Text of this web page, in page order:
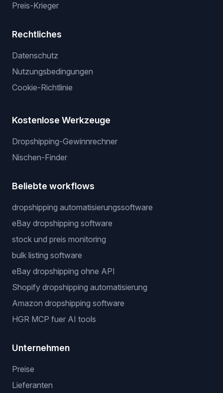
Preis-Krieger
Rechtliches
Datenschutz
Nutzungsbedingungen
Cookie-Richtlinie
Kostenlose Werkzeuge
Dropshipping-Gewinnrechner
Nischen-Finder
Beliebte workflows
dropshipping automatisierungssoftware
eBay dropshipping software
stock und preis monitoring
bulk listing software
eBay dropshipping ohne API
Shopify dropshipping automatisierung
Amazon dropshipping software
HGR MCP fuer AI tools
Unternehmen
Preise
Lieferanten